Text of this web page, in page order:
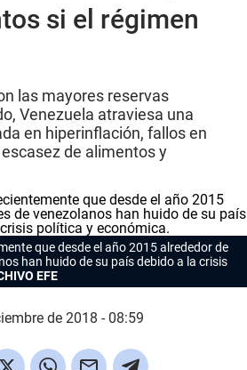
si el régimen
las mayores reservas
Venezuela atraviesa una
en hiperinflación, fallos en
de alimentos y
que desde el año 2015 alrededor de
han huido de su país debido a la crisis
EFE
de 2018 - 08:59